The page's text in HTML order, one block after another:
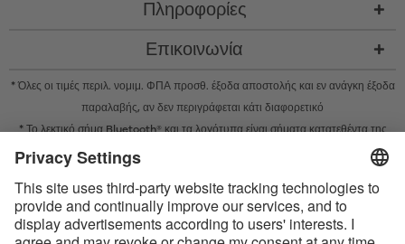
Πληροφορίες
Επικοινωνία
* Όλες οι τιμές περιλ. νομιμ. ΦΠΑ προσθ. έξοδα αποστολής και εν ανάγκη έξοδα
παραλαβής, αν δεν περιγράφεται κάτι διαφορετικό
* Το λεκτικό σήμα Bluetooth® και τα λογότυπα είναι σήματα κατατεθέντα της
Bluetooth SIG, Inc. και η χρήση τέτοιων σημάτων από την Satisfyer GmbH
Το Apple, το λογότυπο Apple και το Apple Watch είναι εμπορικά σήματα της
Apple Inc. Το Google Play και το λογότυπο του Google Play είναι εμπορικά
σήματα της Google LLC.